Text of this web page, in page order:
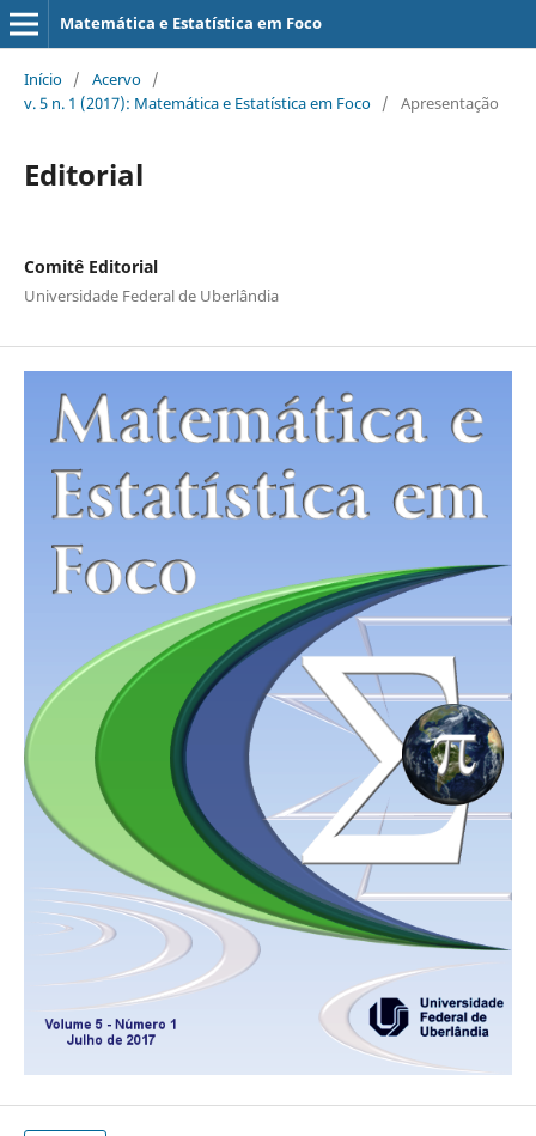
Matemática e Estatística em Foco
Início / Acervo /
v. 5 n. 1 (2017): Matemática e Estatística em Foco / Apresentação
Editorial
Comitê Editorial
Universidade Federal de Uberlândia